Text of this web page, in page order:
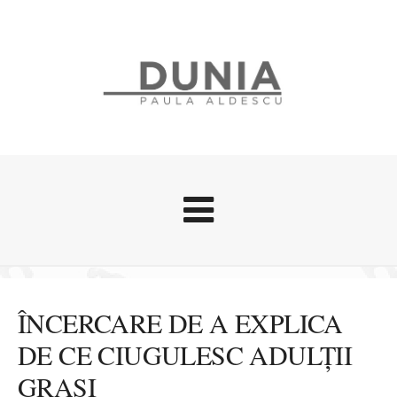
Stari afective
Zice Dunia
Călătorii
ÎNCERCARE DE A EXPLICA
DE CE CIUGULESC ADULȚII
GRAȘI